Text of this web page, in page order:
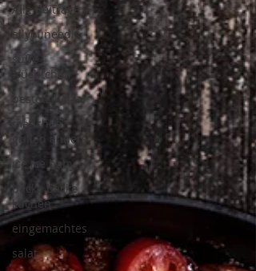
Alle Beiträge
allyouneedis
süße
früchtchen
bestofzillertal
mädchen
grillen anders
ice ice baby
backe backe
kuchen
eingemachtes
salat